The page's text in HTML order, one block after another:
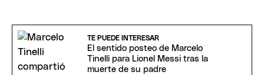
TE PUEDE INTERESAR
El sentido posteo de Marcelo
Tinelli para Lionel Messi tras la
muerte de su padre